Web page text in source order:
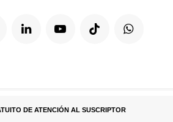
DE ATENCIÓN AL SUSCRIPTOR